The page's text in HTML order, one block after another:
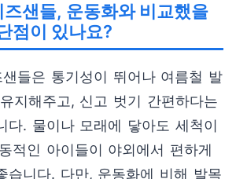
샌들, 운동화와 비교했을
점이 있나요?
샌들은 통기성이 뛰어나 여름철 발
지해주고, 신고 벗기 간편하다는
다. 물이나 모래에 닿아도 세척이
적인 아이들이 야외에서 편하게
습니다. 다만, 운동화에 비해 발목